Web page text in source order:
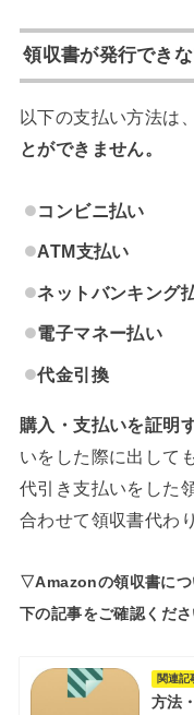
領収書が発行でき
以下の支払い方法は、
とができません。
コンビニ払い
ATM支払い
ネットバンキング
電子マネー払い
代金引換
購入・支払いを証明
いをした際に出して
代引き支払いをした
合わせて領収書代わ
▽Amazonの領収書につ
下の記事をご確認くださ
関連記
方法